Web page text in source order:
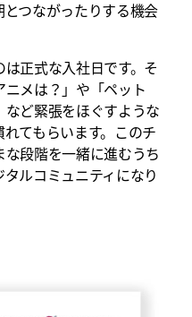
つながったりする機会
正式な入社日です。そ
ニメは？」や「ペット
ど緊張をほぐすような
てもらいます。このチ
段階を一緒に進むうち
ルコミュニティになり